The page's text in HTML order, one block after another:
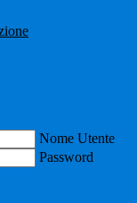
Nome Utente
Password